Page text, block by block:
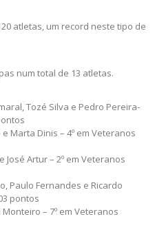
atletas, um record neste tipo de
num total de 13 atletas.
Tozé Silva e Pedro Pereira-
Marta Dinis – 4º em Veteranos
José Artur – 2º em Veteranos
Paulo Fernandes e Ricardo
pontos
Monteiro – 7º em Veteranos